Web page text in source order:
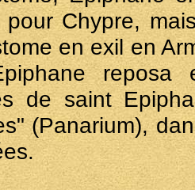
Chypre,
en exil en
de saint
(Panarium),